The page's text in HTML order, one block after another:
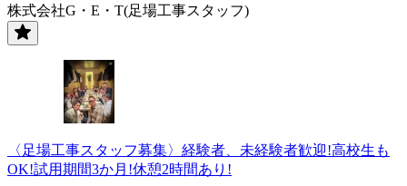
株式会社G・E・T(足場工事スタッフ)
〈足場工事スタッフ募集〉経験者、未経験者歓迎!高校生も
OK!試用期間3か月!休憩2時間あり!